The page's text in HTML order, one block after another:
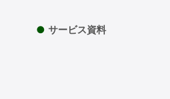
● サービス資料